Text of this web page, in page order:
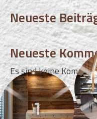
Neueste
Neueste
Es sind keine